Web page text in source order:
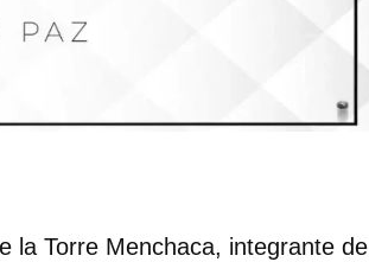
la Torre Menchaca, integrante de